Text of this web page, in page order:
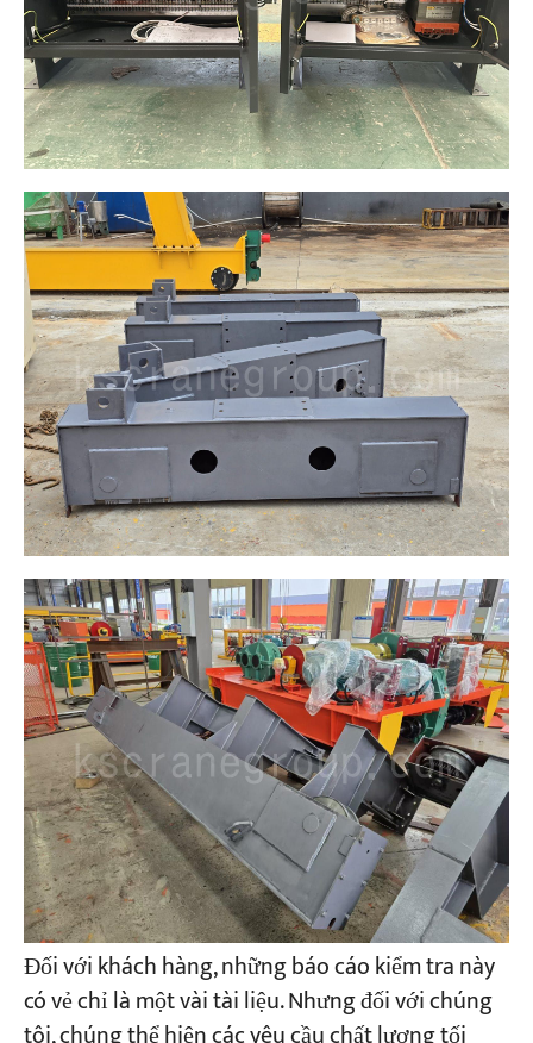
Đối với khách hàng, những báo cáo kiểm tra này
có vẻ chỉ là một vài tài liệu. Nhưng đối với chúng